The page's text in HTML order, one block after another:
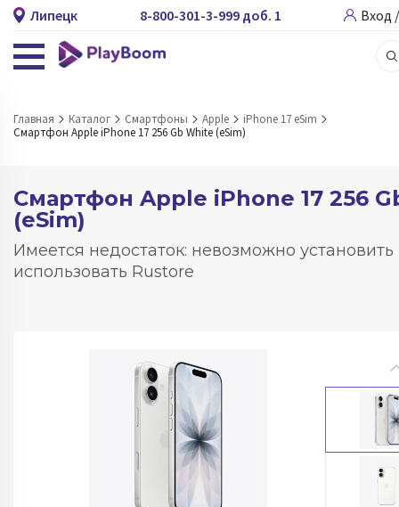
Липецк 8-800-301-3-999 доб. 1 Вход
Главная Каталог Смартфоны Apple
iPhone 17 eSim
Смартфон Apple iPhone 17 256 Gb White (eSim)
Смартфон Apple iPhone 17 256
(eSim)
Имеется недостаток: невозможно установить
использовать Rustore